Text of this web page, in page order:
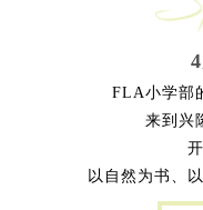
FLA小学部
来到兴
以自然为书、